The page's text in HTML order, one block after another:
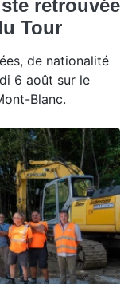
retrouvée
Tour
de nationalité
6 août sur le
Blanc.